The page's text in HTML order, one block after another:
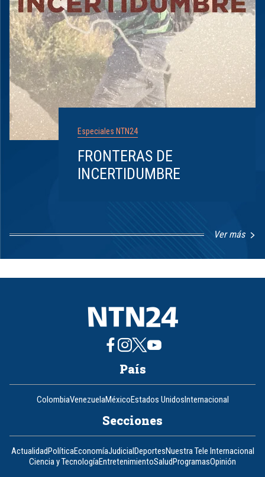
Especiales NTN24
FRONTERAS DE
INCERTIDUMBRE
Ver más
1
8
País
ColombiaVenezuelaMéxicoEstados UnidosInternacional
Secciones
ActualidadPolíticaEconomíaJudicialDeportesNuestra Tele Internacional
Ciencia y TecnologíaEntretenimientoSaludProgramasOpinión